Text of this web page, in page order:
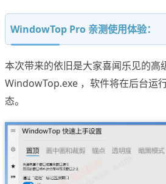
WindowTop Pro 亲测使用体验：
本次带来的依旧是大家喜闻乐见的高
WindowTop.exe ，软件将在后台运
态。